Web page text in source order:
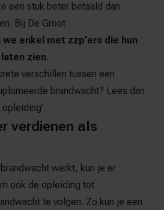
een stuk beter betaald dan
Bij De Groot
enkel met zzp’ers die hun
zien.
verschillen tussen een
brandwacht? Lees dan
verdienen als
werkt, kun je er
ook de opleiding tot
te volgen. Zo kun je een